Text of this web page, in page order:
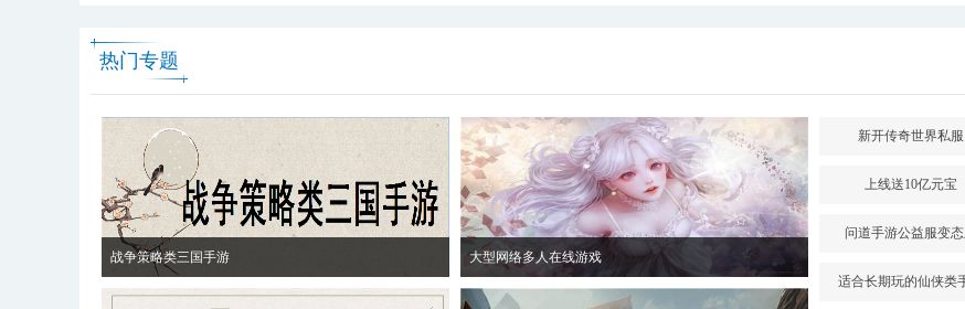
热门专题
战争策略类三国手游 大型网络多人在线游戏
新开传奇世界私服
上线送10亿元宝
问道手游公益服变
适合长期玩的仙侠类